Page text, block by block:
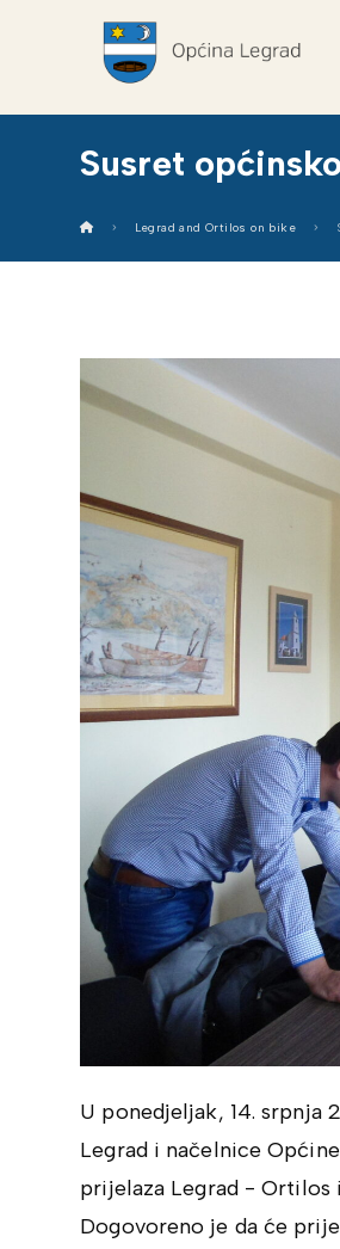
Susret
Legrad and Ortilos on bike
U ponedjeljak, 14. srpnja
Legrad i načelnice
prijelaza Legrad - Ortilos
Dogovoreno je da će